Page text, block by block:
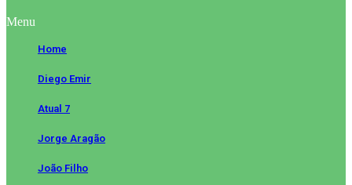
Menu
Home
Diego Emir
Atual 7
Jorge Aragão
João Filho